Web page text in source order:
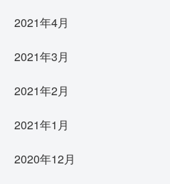
2021年4月
2021年3月
2021年2月
2021年1月
2020年12月